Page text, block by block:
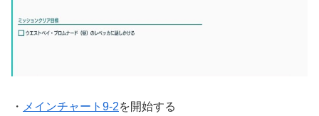
・ メインチャート9-2を開始する